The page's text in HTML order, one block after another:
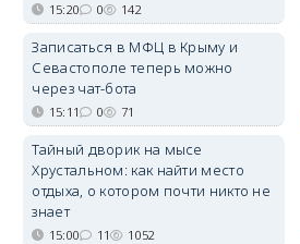
15:20 0 142
Записаться в МФЦ в Крыму и
Севастополе теперь можно
через чат-бота
15:11 0 71
Тайный дворик на мысе
Хрустальном: как найти место
отдыха, о котором почти никто не
знает
15:00 11 1052